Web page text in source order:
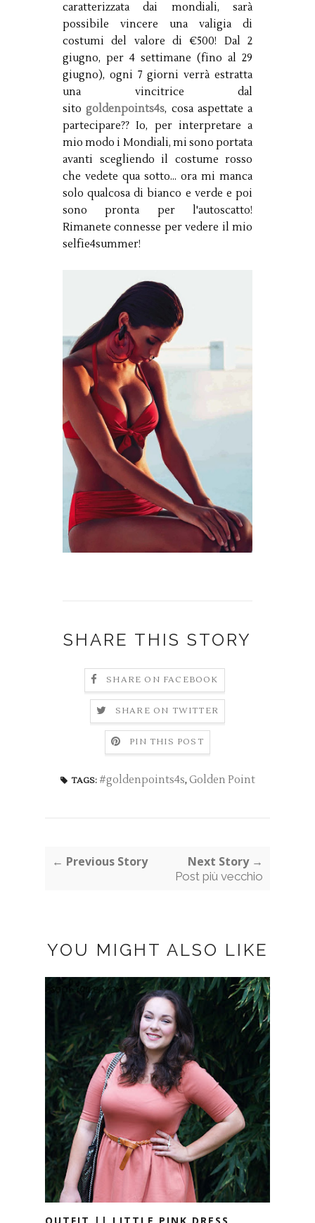
caratterizzata dai mondiali, sarà
possibile vincere una valigia di
costumi del valore di €500! Dal 2
giugno, per 4 settimane (fino al 29
giugno), ogni 7 giorni verrà estratta
una vincitrice dal
sitogoldenpoints4s, cosa aspettate a
partecipare?? Io, per interpretare a
mio modo i Mondiali, mi sono portata
avanti scegliendo il costume rosso
che vedete qua sotto... ora mi manca
solo qualcosa di bianco e verde e poi
sono pronta per l'autoscatto!
Rimanete connesse per vedere il mio
selfie4summer!
SHARE THIS STORY
SHARE ON FACEBOOK
SHARE ON TWITTER
PIN THIS POST
TAGS: #goldenpoints4s, Golden Point
← Previous Story Next Story →
Post più vecchio
YOU MIGHT ALSO LIKE